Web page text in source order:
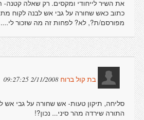
את השיר לייחודי ומקסים. רק שאלה קטנה-
כתוב כאש שחורה על גבי אש לבנה לקוח
מפורסם/ת?, לא? לפחות זה מה שזכור לי....
בת קול ברוח 2/11/2008 09:27:25
סליחה, תיקון טעות- אש שחורה על גבי אש
התורה שירדה מהר סיני... נכון?!